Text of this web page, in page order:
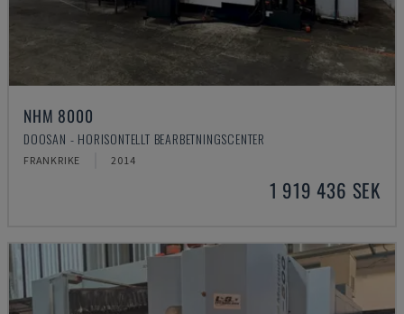
NHM 8000
DOOSAN - HORISONTELLT BEARBETNINGSCENTER
FRANKRIKE 2014
1 919 436 SEK